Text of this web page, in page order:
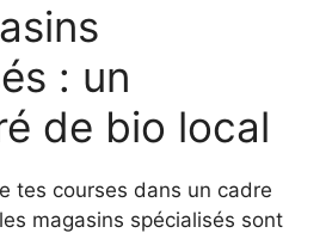
: un
de bio local
tes courses dans un cadre
magasins spécialisés sont